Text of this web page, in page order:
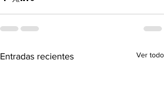
Entradas recientes Ver todo